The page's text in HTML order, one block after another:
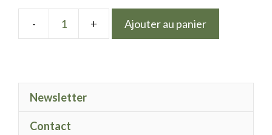
quantité
Mauve
Ajouter au panier
Newsletter
Contact